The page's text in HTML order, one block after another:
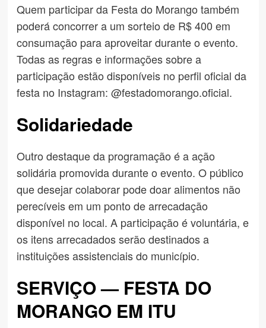
Quem participar da Festa do Morango também
poderá concorrer a um sorteio de R$ 400 em
consumação para aproveitar durante o evento.
Todas as regras e informações sobre a
participação estão disponíveis no perfil oficial da
festa no Instagram: @festadomorango.oficial.
Solidariedade
Outro destaque da programação é a ação
solidária promovida durante o evento. O público
que desejar colaborar pode doar alimentos não
perecíveis em um ponto de arrecadação
disponível no local. A participação é voluntária, e
os itens arrecadados serão destinados a
instituições assistenciais do município.
SERVIÇO — FESTA DO
MORANGO EM ITU